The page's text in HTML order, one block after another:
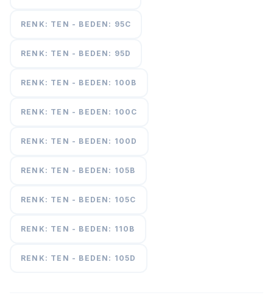
RENK: TEN - BEDEN: 95C
RENK: TEN - BEDEN: 95D
RENK: TEN - BEDEN: 100B
RENK: TEN - BEDEN: 100C
RENK: TEN - BEDEN: 100D
RENK: TEN - BEDEN: 105B
RENK: TEN - BEDEN: 105C
RENK: TEN - BEDEN: 110B
RENK: TEN - BEDEN: 105D